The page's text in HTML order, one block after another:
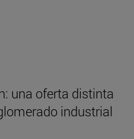
una oferta distinta
industrial